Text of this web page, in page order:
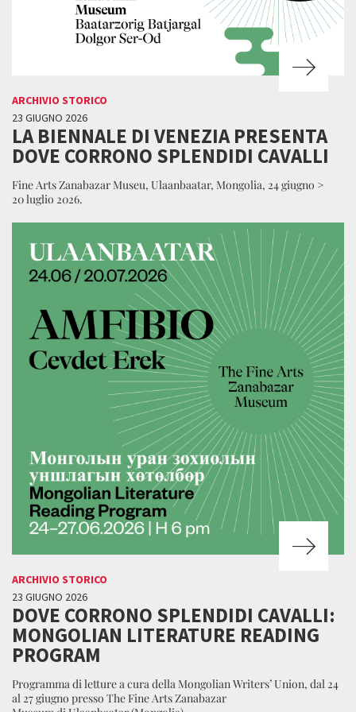
ARCHIVIO STORICO
23 GIUGNO 2026
LA BIENNALE DI VENEZIA PRESENTA
DOVE CORRONO SPLENDIDI CAVALLI
Fine Arts Zanabazar Museu, Ulaanbaatar, Mongolia, 24 giugno >
20 luglio 2026.
ARCHIVIO STORICO
23 GIUGNO 2026
DOVE CORRONO SPLENDIDI CAVALLI:
MONGOLIAN LITERATURE READING
PROGRAM
Programma di letture a cura della Mongolian Writers’ Union, dal 24
al 27 giugno presso The Fine Arts Zanabazar